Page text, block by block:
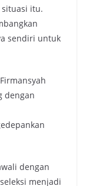
situasi itu.
sendiri untuk
dengan
dengan
menjadi